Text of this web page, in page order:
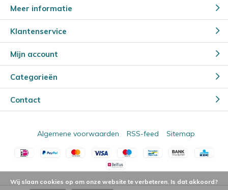
Meer informatie
Klantenservice
Mijn account
Categorieën
Contact
Algemene voorwaarden RSS-feed Sitemap
Wij slaan cookies op om onze website te verbeteren. Is dat akkoord?